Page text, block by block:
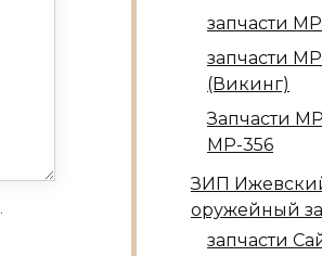
запчасти
запчасти
(Викинг)
Запчасти
МР-356
ЗИП
оружейный
запчасти